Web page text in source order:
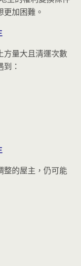
加困難。
方量大且清運次數
：
整的屋主，仍可能